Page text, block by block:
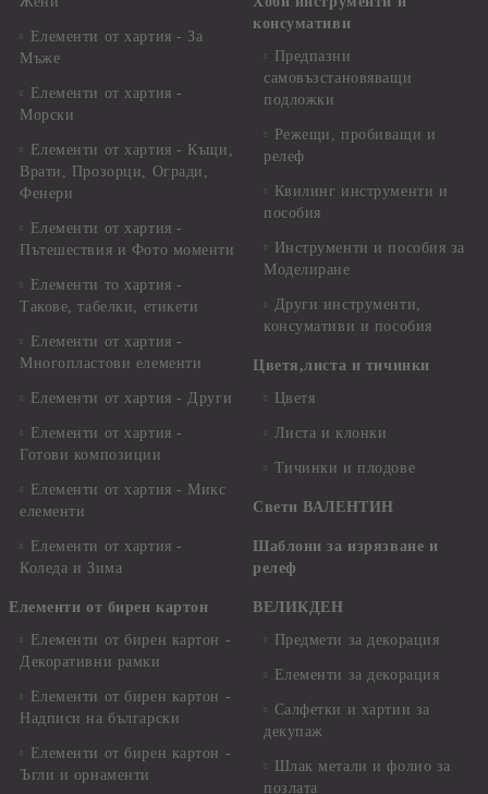
Елементи от хартия - За
Мъже
Елементи от хартия -
Морски
Елементи от хартия - Къщи,
Врати, Прозорци, Огради,
Фенери
Елементи от хартия -
Пътешествия и Фото моменти
Елементи то хартия -
Такове, табелки, етикети
Елементи от хартия -
Многопластови елементи
Елементи от хартия - Други
Елементи от хартия -
Готови композиции
Елементи от хартия - Микс
елементи
Елементи от хартия -
Коледа и Зима
Елементи от бирен картон
Елементи от бирен картон -
Декоративни рамки
Елементи от бирен картон -
Надписи на български
Елементи от бирен картон -
Ъгли и орнаменти
консумативи
Предпазни
самовъзстановяващи
подложки
Режещи, пробиващи и
релеф
Квилинг инструменти и
пособия
Инструменти и пособия за
Моделиране
Други инструменти,
консумативи и пособия
Цветя,листа и тичинки
Цветя
Листа и клонки
Тичинки и плодове
Свети ВАЛЕНТИН
Шаблони за изрязване и
релеф
ВЕЛИКДЕН
Предмети за декорация
Елементи за декорация
Салфетки и хартии за
декупаж
Шлак метали и фолио за
позлата